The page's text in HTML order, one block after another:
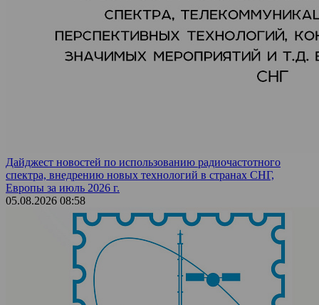
Дайджест новостей по использованию радиочастотного
спектра, внедрению новых технологий в странах СНГ,
Европы за июль 2026 г.
05.08.2026 08:58